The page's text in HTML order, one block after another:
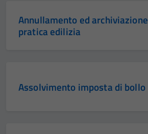
Annullamento ed archiviazione
pratica edilizia
Assolvimento imposta di bollo